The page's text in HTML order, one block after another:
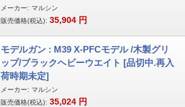
メーカー: マルシン
販売価格(税込): 35,904 円
モデルガン : M39 X-PFCモデル /木製グリ
ップ/ブラックヘビーウエイト [品切中.再入
荷時期未定]
メーカー: マルシン
販売価格(税込): 35,024 円